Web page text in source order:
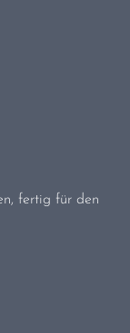
fertig für den